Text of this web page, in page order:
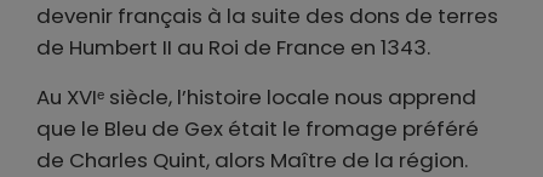
devenir français à la suite des dons de terres
de Humbert II au Roi de France en 1343.
Au XVIᵉ siècle, l’histoire locale nous apprend
que le Bleu de Gex était le fromage préféré
de Charles Quint, alors Maître de la région.